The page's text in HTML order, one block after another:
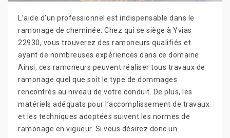
L’aide d’un professionnel est indispensable dans le
ramonage de cheminée. Chez qui se siège à Yvias
22930, vous trouverez des ramoneurs qualifiés et
ayant de nombreuses expériences dans ce domaine.
Ainsi, ces ramoneurs peuvent réaliser tous travaux de
ramonage quel que soit le type de dommages
rencontrés au niveau de votre conduit. De plus, les
matériels adéquats pour l’accomplissement de travaux
et les techniques adoptées suivent les normes de
ramonage en vigueur. Si vous désirez donc un